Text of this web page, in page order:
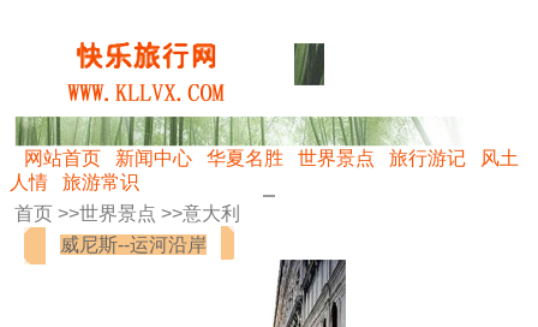
网站首页 新闻中心 华夏名胜 世界景点 旅行游记
风土
人情
旅游常识
首页 >>世界景点 >>意大利
威尼斯--运河沿岸